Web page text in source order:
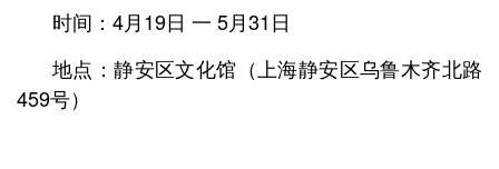
时间：4月19日 一 5月31日
地点：静安区文化馆 （上海静安区乌鲁木齐北路
459号）